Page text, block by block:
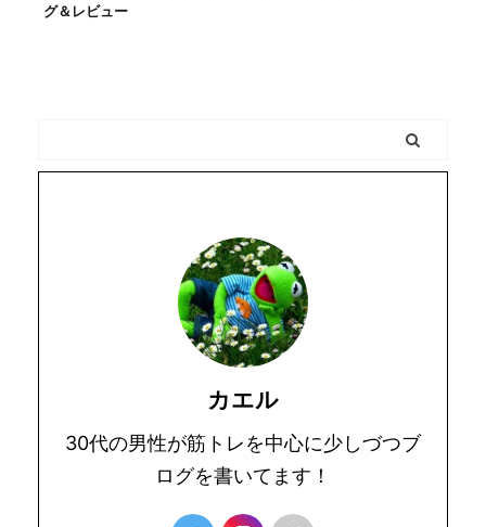
グ＆レビュー
カエル
30代の男性が筋トレを中心に少しづつブ
ログを書いてます！